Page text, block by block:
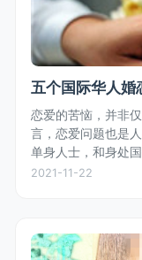
五个国际华人婚
恋爱的苦恼，并非
言，恋爱问题也是
单身人士，和身处
半，小编为大家推
2021-11-22